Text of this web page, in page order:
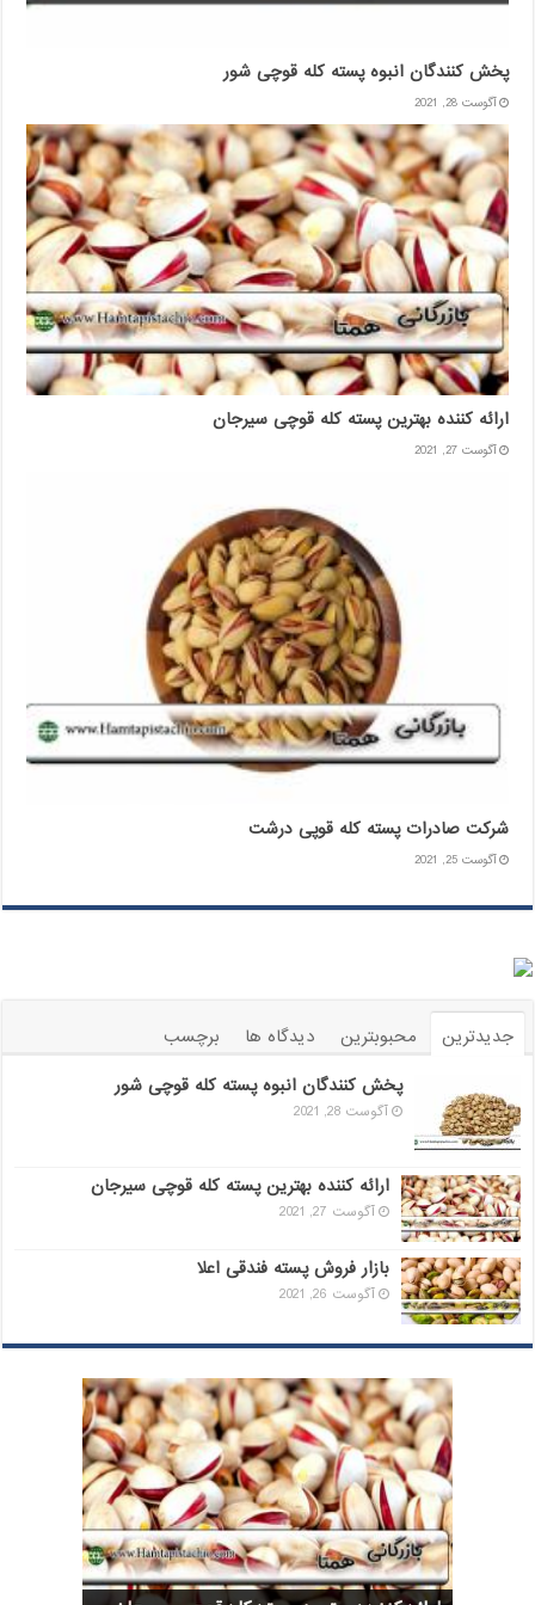
پخش کنندگان انبوه پسته کله قوچی شور
آگوست 28, 2021
ارائه کننده بهترین پسته کله قوچی سیرجان
آگوست 27, 2021
شرکت صادرات پسته کله قوپی درشت
آگوست 25, 2021
جدیدترین محبوبترین دیدگاه ها
برچسب
پخش کنندگان انبوه پسته کله قوچی شور
آگوست 28, 2021
ارائه کننده بهترین پسته کله قوچی سیرجان
آگوست 27, 2021
بازار فروش پسته فندقی اعلا
آگوست 26, 2021